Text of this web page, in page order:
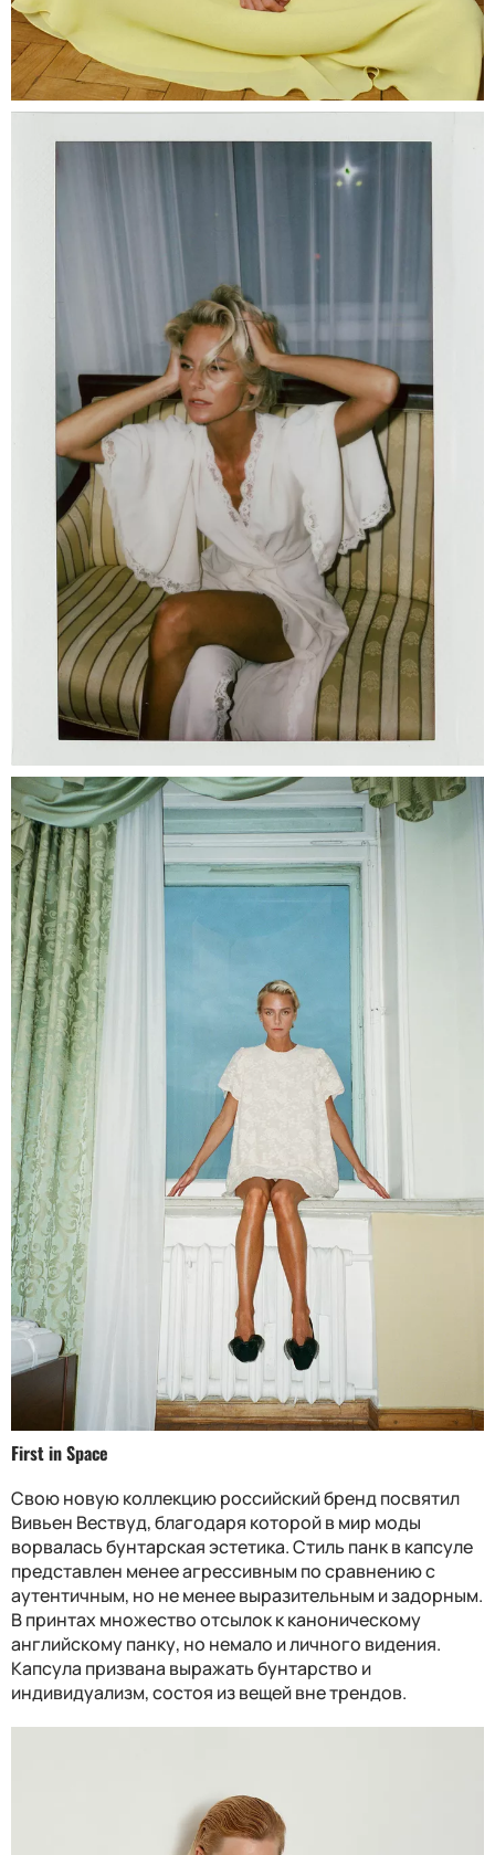
First in Space
Свою новую коллекцию российский бренд посвятил
Вивьен Вествуд, благодаря которой в мир моды
ворвалась бунтарская эстетика. Стиль панк в капсуле
представлен менее агрессивным по сравнению с
аутентичным, но не менее выразительным и задорным.
В принтах множество отсылок к каноническому
английскому панку, но немало и личного видения.
Капсула призвана выражать бунтарство и
индивидуализм, состоя из вещей вне трендов.